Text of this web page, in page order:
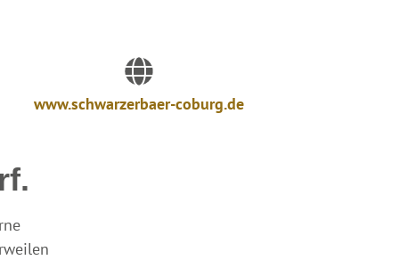
www.schwarzerbaer-coburg.de